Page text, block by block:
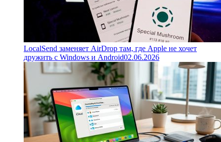
LocalSend заменяет AirDrop там, где Apple не хочет
дружить с Windows и Android02.06.2026